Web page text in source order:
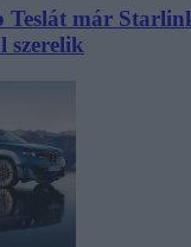
Teslát már
szerelik